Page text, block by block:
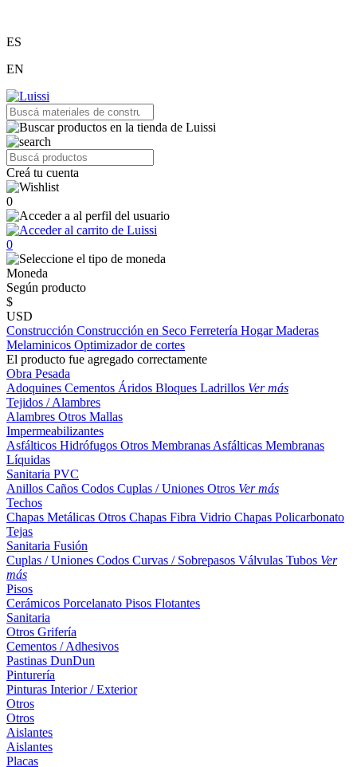
ES
EN
Creá tu cuenta
0
0
Moneda
Según producto
$
USD
Construcción Construcción en Seco Ferretería HogarMaderas
Melaminicos Optimizador de cortes
El producto fue agregado correctamente
Obra Pesada
Adoquines Cementos Áridos Bloques Ladrillos Ver más
Tejidos / Alambres
Alambres Otros Mallas
Impermeabilizantes
Asfálticos Hidrófugos Otros Membranas Asfálticas Membranas
Líquidas
Sanitaria PVC
Anillos Caños Codos Cuplas / Uniones Otros Ver más
Techos
Chapas Metálicas Otros Chapas Fibra Vidrio Chapas Policarbonato
Tejas
Sanitaria Fusión
Cuplas / Uniones Codos Curvas / Sobrepasos Válvulas Tubos Ver
más
Pisos
Cerámicos Porcelanato Pisos Flotantes
Sanitaria
Otros Grifería
Cementos / Adhesivos
Pastinas DunDun
Pinturería
Pinturas Interior / Exterior
Otros
Otros
Aislantes
Aislantes
Placas